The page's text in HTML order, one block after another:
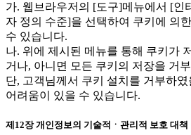
가. 웹브라우저의 [도구]메뉴에서 [인
자 정의 수준]을 선택하여 쿠키에 의
수 있습니다.
나. 위에 제시된 메뉴를 통해 쿠키가
거나, 아니면 모든 쿠키의 저장을 거
단, 고객님께서 쿠키 설치를 거부하였
어려움이 있을 수 있습니다.
제12장 개인정보의 기술적ㆍ관리적 보호 대책